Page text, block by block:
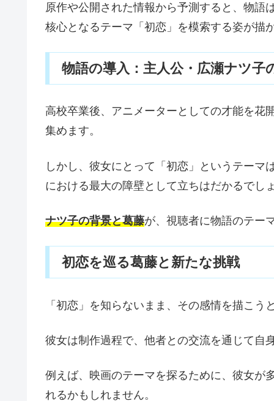
原作や公開された情報から予測すると、物語
核心となるテーマ「初恋」を模索する姿が描
物語の導入：主人公・広瀬ナツ子
高校卒業後、アニメーターとしての才能を花
集めます。
しかし、彼女にとって「初恋」というテー
における最大の障壁として立ちはだかるでし
ナツ子の背景と葛藤が、視聴者に物語のテー
初恋を巡る葛藤と新たな挑戦
「初恋」を知らないまま、その感情を描こう
彼女は制作過程で、他者との交流を通じて自
例えば、映画のテーマを探るために、彼女が
れるかもしれません。